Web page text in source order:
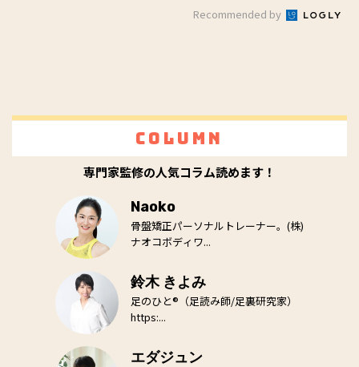
Recommended by
Column
専門家監修の人気コラム読めます！
Naoko
骨盤矯正パーソナルトレーナー。(株)
ナオコボディワ...
鈴木 きよみ
足のひと®（足読み師/足裏研究家）
https:...
エダジュン